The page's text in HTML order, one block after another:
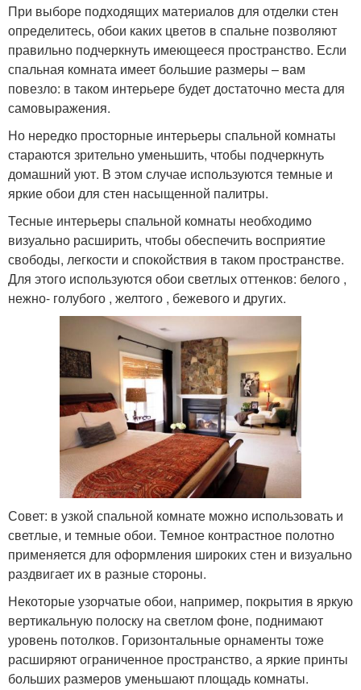
При выборе подходящих материалов для отделки стен
определитесь, обои каких цветов в спальне позволяют
правильно подчеркнуть имеющееся пространство. Если
спальная комната имеет большие размеры – вам
повезло: в таком интерьере будет достаточно места для
самовыражения.
Но нередко просторные интерьеры спальной комнаты
стараются зрительно уменьшить, чтобы подчеркнуть
домашний уют. В этом случае используются темные и
яркие обои для стен насыщенной палитры.
Тесные интерьеры спальной комнаты необходимо
визуально расширить, чтобы обеспечить восприятие
свободы, легкости и спокойствия в таком пространстве.
Для этого используются обои светлых оттенков: белого ,
нежно- голубого , желтого , бежевого и других.
Совет: в узкой спальной комнате можно использовать и
светлые, и темные обои. Темное контрастное полотно
применяется для оформления широких стен и визуально
раздвигает их в разные стороны.
Некоторые узорчатые обои, например, покрытия в яркую
вертикальную полоску на светлом фоне, поднимают
уровень потолков. Горизонтальные орнаменты тоже
расширяют ограниченное пространство, а яркие принты
больших размеров уменьшают площадь комнаты.